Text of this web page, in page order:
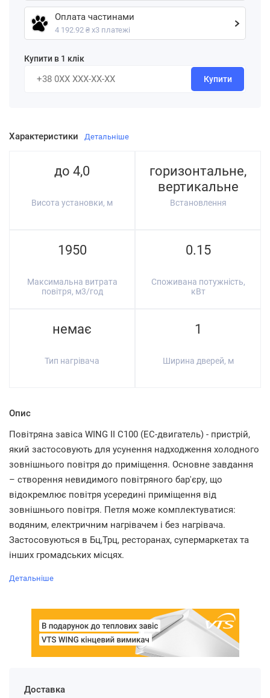
Характеристики Детальніше
до 4,0
Висота установки, м
горизонтальне,
вертикальне
Встановлення
1950
Максимальна витрата
повітря, м3/год
0.15
Споживана потужність,
кВт
немає
Тип нагрівача
1
Ширина дверей, м
Опис
Повітряна завіса WING II C100 (ЕС-двигатель) - пристрій,
який застосовують для усунення надходження холодного
зовнішнього повітря до приміщення. Основне завдання
– створення невидимого повітряного бар'єру, що
відокремлює повітря усередині приміщення від
зовнішнього повітря. Петля може комплектуватися:
водяним, електричним нагрівачем і без нагрівача.
Застосовуються в Бц,Трц, ресторанах, супермаркетах та
інших громадських місцях.
Детальніше
Доставка
Оплата частинами
4 192.92 ₴ х3 платежі
Купити в 1 клік
Купити